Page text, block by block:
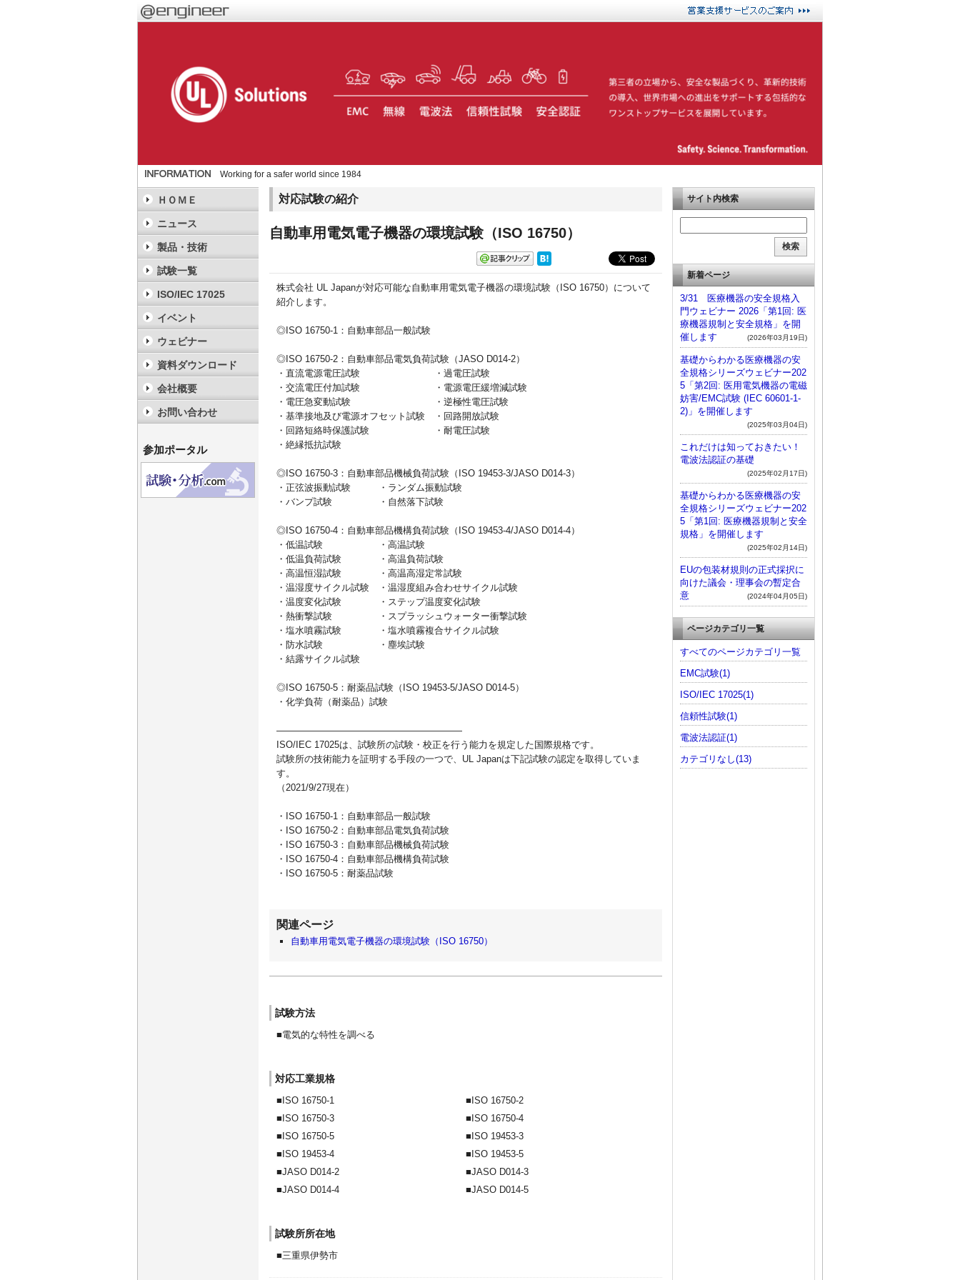
Working for a safer world since 1984
対応試験の紹介
自動車用電気電子機器の環境試験（ISO 16750）
株式会社 UL Japanが対応可能な自動車用電気電子機器の環境試験（ISO 16750）について
紹介します。
◎ISO 16750-1：自動車部品一般試験
◎ISO 16750-2：自動車部品電気負荷試験（JASO D014-2）
・直流電源電圧試験 ・過電圧試験
・交流電圧付加試験 ・電源電圧緩増減試験
・電圧急変動試験 ・逆極性電圧試験
・基準接地及び電源オフセット試験 ・回路開放試験
・回路短絡時保護試験 ・耐電圧試験
・絶縁抵抗試験
◎ISO 16750-3：自動車部品機械負荷試験（ISO 19453-3/JASO D014-3）
・正弦波振動試験 ・ランダム振動試験
・バンプ試験 ・自然落下試験
◎ISO 16750-4：自動車部品機構負荷試験（ISO 19453-4/JASO D014-4）
・低温試験 ・高温試験
・低温負荷試験 ・高温負荷試験
・高温恒湿試験 ・高温高湿定常試験
・温湿度サイクル試験 ・温湿度組み合わせサイクル試験
・温度変化試験 ・ステップ温度変化試験
・熱衝撃試験 ・スプラッシュウォーター衝撃試験
・塩水噴霧試験 ・塩水噴霧複合サイクル試験
・防水試験 ・塵埃試験
・結露サイクル試験
◎ISO 16750-5：耐薬品試験（ISO 19453-5/JASO D014-5）
・化学負荷（耐薬品）試験
――――――――――――――――――――
ISO/IEC 17025は、試験所の試験・校正を行う能力を規定した国際規格です。
試験所の技術能力を証明する手段の一つで、UL Japanは下記試験の認定を取得していま
す。
（2021/9/27現在）
・ISO 16750-1：自動車部品一般試験
・ISO 16750-2：自動車部品電気負荷試験
・ISO 16750-3：自動車部品機械負荷試験
・ISO 16750-4：自動車部品機構負荷試験
・ISO 16750-5：耐薬品試験
試験方法
電気的な特性を調べる
対応工業規格
ISO 16750-1
ISO 16750-2
ISO 16750-3
ISO 16750-4
ISO 16750-5
ISO 19453-3
ISO 19453-4
ISO 19453-5
JASO D014-2
JASO D014-3
JASO D014-4
JASO D014-5
試験所所在地
三重県伊勢市
自動車用電気電子機器の環境試験（ISO 16750）
ＨＯＭＥ
ニュース
製品・技術
試験一覧
ISO/IEC 17025
イベント
ウェビナー
資料ダウンロード
会社概要
お問い合わせ
参加ポータル
サイト内検索
新着ページ
3/31 医療機器の安全規格入
門ウェビナー 2026「第1回: 医
療機器規制と安全規格」を開
催します
(2026年03月19日)
基礎からわかる医療機器の安
全規格シリーズウェビナー202
5「第2回: 医用電気機器の電磁
妨害/EMC試験 (IEC 60601-1-
2)」を開催します
(2025年03月04日)
これだけは知っておきたい！
電波法認証の基礎
(2025年02月17日)
基礎からわかる医療機器の安
全規格シリーズウェビナー202
5「第1回: 医療機器規制と安全
規格」を開催します
(2025年02月14日)
EUの包装材規則の正式採択に
向けた議会・理事会の暫定合
意
(2024年04月05日)
ページカテゴリ一覧
すべてのページカテゴリ一覧
EMC試験(1)
ISO/IEC 17025(1)
信頼性試験(1)
電波法認証(1)
カテゴリなし(13)